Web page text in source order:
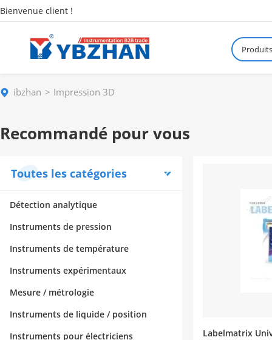
Bienvenue client !
Produits
ibzhan Impression 3D
Recommandé pour vous
Toutes les catégories
Détection analytique
Instruments de pression
Instruments de température
Instruments expérimentaux
Mesure / métrologie
Instruments de liquide / position
Instruments pour électriciens
Labelmatrix